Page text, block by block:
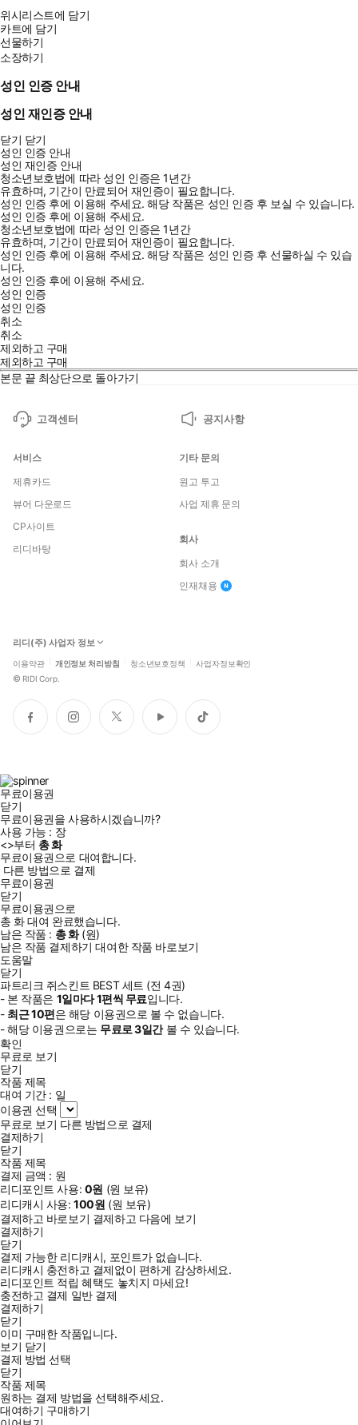
위시리스트에 담기
카트에 담기
선물하기
소장하기
성인 인증 안내
성인 재인증 안내
닫기 닫기
성인 인증 안내
성인 재인증 안내
청소년보호법에 따라 성인 인증은 1년간
유효하며, 기간이 만료되어 재인증이 필요합니다.
성인 인증 후에 이용해 주세요.해당 작품은 성인 인증 후 보실 수 있습니다.
성인 인증 후에 이용해 주세요.
청소년보호법에 따라 성인 인증은 1년간
유효하며, 기간이 만료되어 재인증이 필요합니다.
성인 인증 후에 이용해 주세요.해당 작품은 성인 인증 후 선물하실 수 있습
니다.
성인 인증 후에 이용해 주세요.
성인 인증
성인 인증
취소
취소
제외하고 구매
제외하고 구매
본문 끝 최상단으로 돌아가기
고객센터 공지사항
서비스
제휴카드
뷰어 다운로드
CP사이트
리디바탕
기타 문의
원고 투고
사업 제휴 문의
회사
회사 소개
인재채용
리디(주) 사업자 정보
이용약관 개인정보 처리방침 청소년보호정책 사업자정보확인
© RIDI Corp.
페
이
인
스
트
위
유
튜
틱
톡
무료이용권
닫기
무료이용권을 사용하시겠습니까?
사용 가능 : 장
<>부터 총화
무료이용권으로 대여합니다.
다른 방법으로 결제
무료이용권
닫기
무료이용권으로
총 화대여 완료했습니다.
남은 작품 : 총화(원)
남은 작품 결제하기 대여한 작품 바로보기
도움말
닫기
파트리크 쥐스킨트 BEST 세트 (전 4권)
- 본 작품은 1일마다1편씩 무료입니다.
- 최근10편은 해당 이용권으로 볼 수 없습니다.
- 해당 이용권으로는 무료로3일간볼 수 있습니다.
확인
무료로 보기
닫기
작품 제목
대여 기간 : 일
이용권 선택
무료로 보기 다른 방법으로 결제
결제하기
닫기
작품 제목
결제 금액 : 원
리디포인트 사용: 0원 (원 보유)
리디캐시 사용:100원 (원 보유)
결제하고 바로보기 결제하고 다음에 보기
결제하기
닫기
결제 가능한 리디캐시, 포인트가 없습니다.
리디캐시 충전하고 결제없이 편하게 감상하세요.
리디포인트 적립 혜택도 놓치지 마세요!
충전하고 결제 일반 결제
결제하기
닫기
이미 구매한 작품입니다.
보기 닫기
결제 방법 선택
닫기
작품 제목
원하는 결제 방법을 선택해주세요.
대여하기 구매하기